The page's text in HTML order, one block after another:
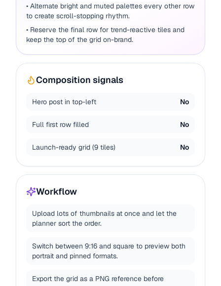
• Alternate bright and muted palettes every other row
to create scroll-stopping rhythm.
• Reserve the final row for trend-reactive tiles and
keep the top of the grid on-brand.
Composition signals
Hero post in top-left No
Full first row filled No
Launch-ready grid (9 tiles) No
Workflow
Upload lots of thumbnails at once and let the
planner sort the order.
Switch between 9:16 and square to preview both
portrait and pinned formats.
Export the grid as a PNG reference before